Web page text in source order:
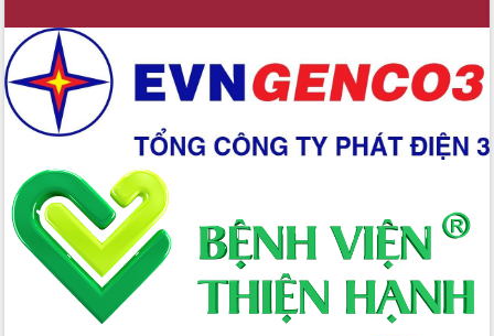
Định vị cà phê Việt Nam như một “di
sản sống” trong dòng chảy toàn cầu
Xây dựng nông thôn mới: Nâng cao đời
sống người dân từ những mô hình thiết
thực
Quyết liệt tháo gỡ vướng mắc, đẩy
nhanh tiến độ các dự án trọng điểm
trong Khu kinh tế Nam Phú Yên
Hòn Yến phát triển du lịch gắn với bảo
tồn biển
Lấy ý kiến điều chỉnh Quy hoạch tỉnh
Đắk Lắk thời kỳ 2021-2030, tầm nhìn
đến năm 2050